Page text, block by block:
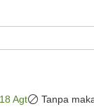
18 Agt Tanpa